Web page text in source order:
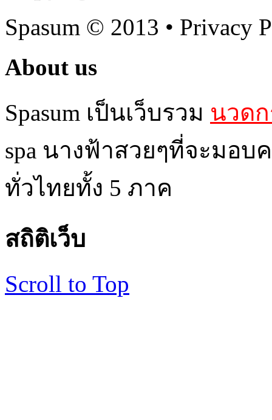
Spasum © 2013 • Privacy
About us
Spasum เป็นเว็บรวม นวด
spa นางฟ้าสวยๆที่จะมอ
ทั่วไทยทั้ง 5 ภาค
สถิติเว็บ
Scroll to Top